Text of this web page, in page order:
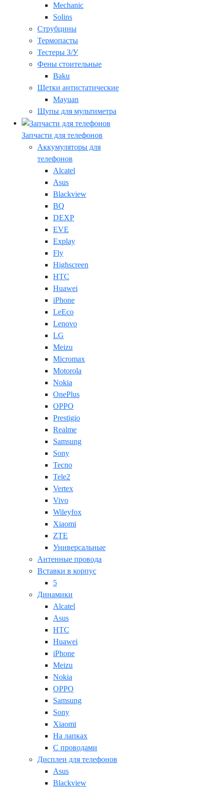
Mechanic
Solins
Струбцины
Термопасты
Тестеры З/У
Фены стоительные
Baku
Щетки антистатические
Mayuan
Щупы для мультиметра
Запчасти для телефонов
Аккумуляторы для
телефонов
Alcatel
Asus
Blackview
BQ
DEXP
EVE
Explay
Fly
Highscreen
HTC
Huawei
iPhone
LeEco
Lenovo
LG
Meizu
Micromax
Motorola
Nokia
OnePlus
OPPO
Prestigio
Realme
Samsung
Sony
Tecno
Tele2
Vertex
Vivo
Wileyfox
Xiaomi
ZTE
Универсальные
Антенные провода
Вставки в корпус
5
Динамики
Alcatel
Asus
HTC
Huawei
iPhone
Meizu
Nokia
OPPO
Samsung
Sony
Xiaomi
На лапках
С проводами
Дисплеи для телефонов
Asus
Blackview